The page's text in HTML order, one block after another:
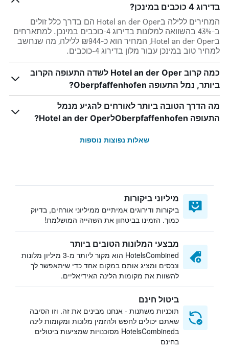
בדירוג 4 כוכבים במינכן?
המחירים ללילה בHotel an der Oper הם בדרך כלל זולים
ב-43% בהשוואה למלונות בדירוג 4-כוכבים במינכן. למתארחים
בHotel an der Oper, המחיר הוא כ-₪944 ללילה, מה שנחשב
למחיר טוב במינכן עבור מלון בדירוג 4-כוכבים.
כמה קרוב Hotel an der Oper לשדה התעופה הקרוב
ביותר, נמל התעופה Oberpfaffenhofen?
מה הדרך הטובה ביותר לאורחים להגיע מנמל
התעופה OberpfaffenhofenלHotel an der Oper?
שאלות נפוצות נוספות
מיליוני ביקורות
ביקורות ודירוגים אמיתיים ממיליוני אורחים, בדיוק
כמוך. הזמינו בביטחון את השהייה המושלמת!
מבצעי המלונות הטובים ביותר
HotelsCombined הוא מקור ליותר מ-3 מיליון מלונות
ונכסים ומציג אותם במקום אחד כדי שיתאפשר לך
להשוות את מקומות הלינה האידיאליים.
ביטול חינם
תוכניות משתנות - אנחנו מבינים את זה. וזו הסיבה
שאתם יכולים לחפש ולהזמין מלונות ומקומות לינה
בHotelsCombined מסוכנויות שמציעות ביטולים
בחינם